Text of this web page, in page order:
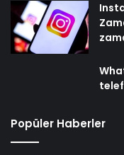
Popüler Haberler